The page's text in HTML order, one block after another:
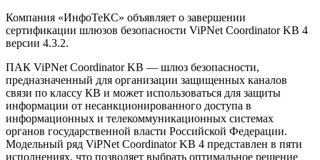
Компания «ИнфоТеКС» объявляет о завершении
сертификации шлюзов безопасности ViPNet Coordinator KB 4
версии 4.3.2.
ПАК ViPNet Coordinator KB — шлюз безопасности,
предназначенный для организации защищенных каналов
связи по классу КВ и может использоваться для защиты
информации от несанкционированного доступа в
информационных и телекоммуникационных системах
органов государственной власти Российской Федерации.
Модельный ряд ViPNet Coordinator KB 4 представлен в пяти
исполнениях, что позволяет выбрать оптимальное решение